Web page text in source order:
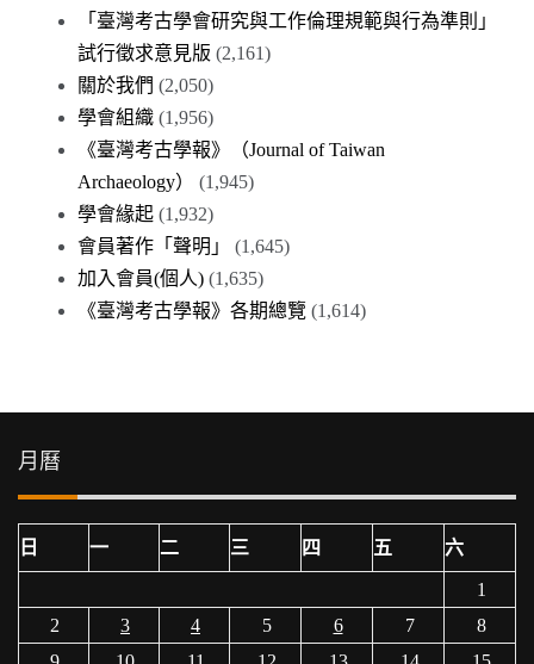
「臺灣考古學會研究與工作倫理規範與行為準則」
試行徵求意見版 (2,161)
關於我們 (2,050)
學會組織 (1,956)
《臺灣考古學報》（Journal of Taiwan
Archaeology）
(1,945)
學會緣起 (1,932)
會員著作「聲明」
(1,645)
加入會員(個人) (1,635)
《臺灣考古學報》各期總覽 (1,614)
月曆
日 一 二 三 四 五 六
1
2
3 4 5 6 7
8